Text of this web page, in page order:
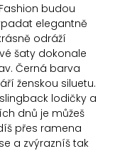
budou
elegantně
odráží
šaty dokonale
Černá barva
ženskou siluetu.
lodičky a
dnů je můžeš
přes ramena
a zvýrazníš tak